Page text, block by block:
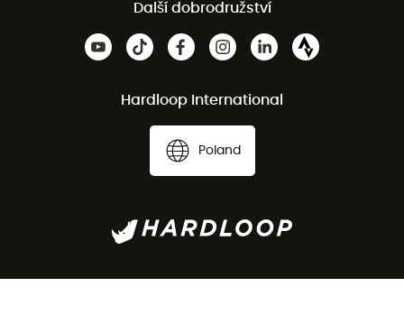
Další dobrodružství
Hardloop International
Poland